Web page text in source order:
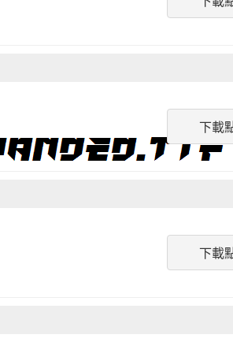
下載
下載